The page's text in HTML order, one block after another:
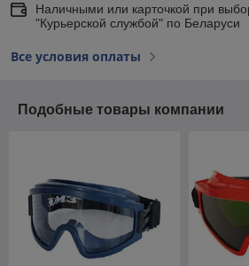
Наличными или карточкой при
"Курьерской службой" по Беларуси
Все условия оплаты
Подобные товары компании